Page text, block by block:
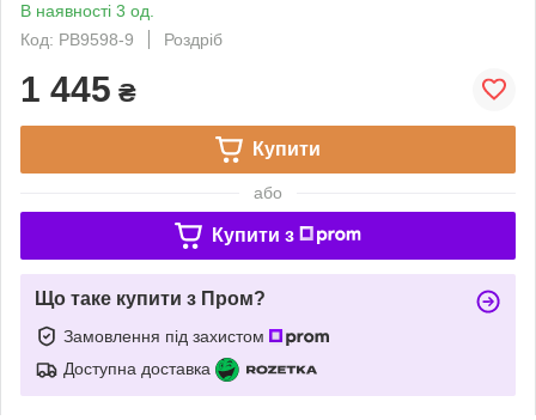
В наявності 3 од.
Код: PB9598-9
Роздріб
1 445 ₴
Купити
або
Купити з
Що таке купити з Пром?
Замовлення під захистом
Доступна доставка